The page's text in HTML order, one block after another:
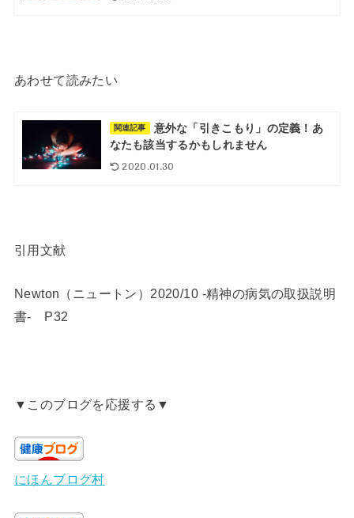
あわせて読みたい
関連記事
意外な「引きこもり」の定義！あ
なたも該当するかもしれません
2020.01.30
引用文献
Newton（ニュートン）2020/10 -精神の病気の取扱説明
書- P32
▼このブログを応援する▼
にほんブログ村